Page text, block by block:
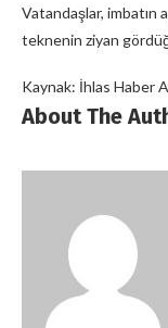
Vatandaşlar, imbatın
teknenin ziyan
Kaynak: İhlas Haber
About The